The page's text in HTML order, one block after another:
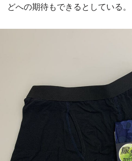
どへの期待もできるとしている。